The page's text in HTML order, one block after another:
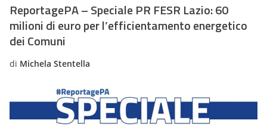
ReportagePA – Speciale PR FESR Lazio: 60
milioni di euro per l’efficientamento energetico
dei Comuni
di Michela Stentella